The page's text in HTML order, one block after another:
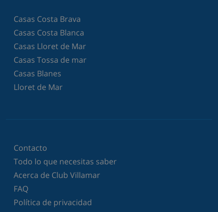
Casas Costa Brava
Casas Costa Blanca
Casas Lloret de Mar
Casas Tossa de mar
Casas Blanes
Lloret de Mar
Contacto
Todo lo que necesitas saber
Acerca de Club Villamar
FAQ
Política de privacidad